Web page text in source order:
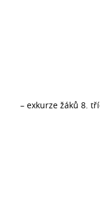
– exkurze žáků 8.